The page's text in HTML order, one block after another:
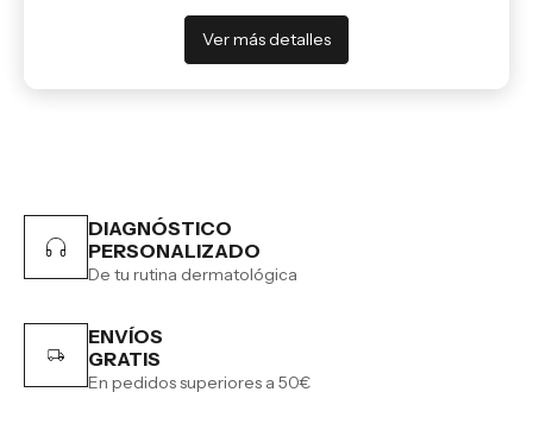
Ver más detalles
DIAGNÓSTICO
PERSONALIZADO
De tu rutina dermatológica
ENVÍOS
GRATIS
En pedidos superiores a 50€